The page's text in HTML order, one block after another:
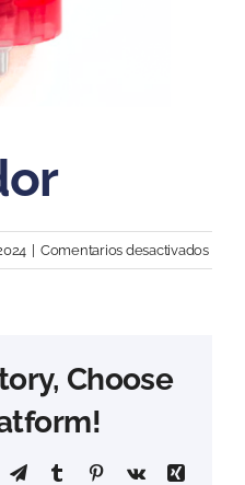
Comentarios desactivadosen
Choose
TelegramTumblrPinterestVk
Xing